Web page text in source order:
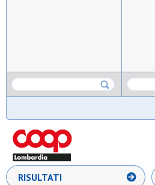
RISULTATI